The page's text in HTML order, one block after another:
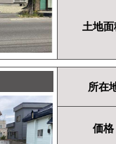
土地
所在
価格